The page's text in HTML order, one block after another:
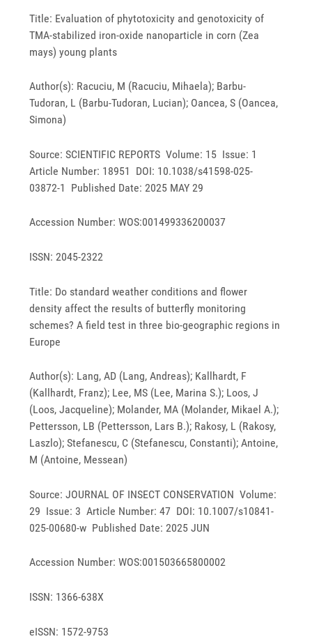
Title: Evaluation of phytotoxicity and genotoxicity of
TMA-stabilized iron-oxide nanoparticle in corn (Zea
mays) young plants
Author(s): Racuciu, M (Racuciu, Mihaela); Barbu-
Tudoran, L (Barbu-Tudoran, Lucian); Oancea, S (Oancea,
Simona)
Source: SCIENTIFIC REPORTS Volume: 15 Issue: 1
Article Number: 18951 DOI: 10.1038/s41598-025-
03872-1 Published Date: 2025 MAY 29
Accession Number: WOS:001499336200037
ISSN: 2045-2322
Title: Do standard weather conditions and flower
density affect the results of butterfly monitoring
schemes? A field test in three bio-geographic regions in
Europe
Author(s): Lang, AD (Lang, Andreas); Kallhardt, F
(Kallhardt, Franz); Lee, MS (Lee, Marina S.); Loos, J
(Loos, Jacqueline); Molander, MA (Molander, Mikael A.);
Pettersson, LB (Pettersson, Lars B.); Rakosy, L (Rakosy,
Laszlo); Stefanescu, C (Stefanescu, Constanti); Antoine,
M (Antoine, Messean)
Source: JOURNAL OF INSECT CONSERVATION Volume:
29 Issue: 3 Article Number: 47 DOI: 10.1007/s10841-
025-00680-w Published Date: 2025 JUN
Accession Number: WOS:001503665800002
ISSN: 1366-638X
eISSN: 1572-9753